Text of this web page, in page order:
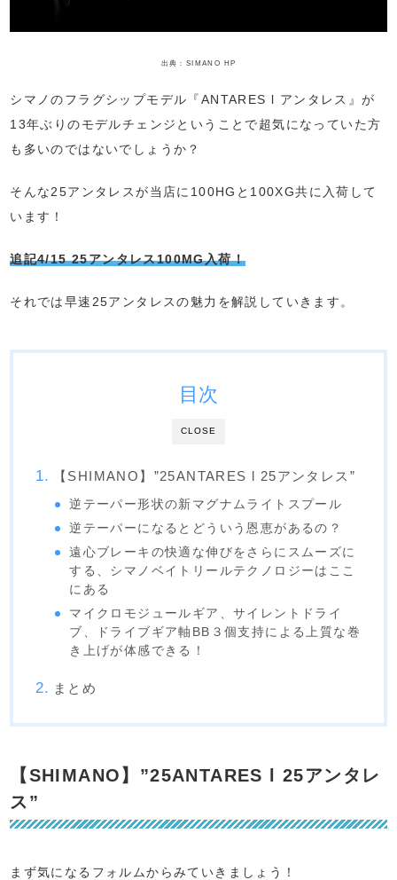
出典：SIMANO HP
シマノのフラグシップモデル『ANTARES l アンタレス』が
13年ぶりのモデルチェンジということで超気になっていた方
も多いのではないでしょうか？
そんな25アンタレスが当店に100HGと100XG共に入荷して
います！
追記4/15 25アンタレス100MG入荷！
それでは早速25アンタレスの魅力を解説していきます。
CLOSE
目次
【SHIMANO】”25ANTARES l 25アンタレス”
逆テーパー形状の新マグナムライトスプール
逆テーパーになるとどういう恩恵があるの？
遠心ブレーキの快適な伸びをさらにスムーズに
する、シマノベイトリールテクノロジーはここ
にある
マイクロモジュールギア、サイレントドライ
ブ、ドライブギア軸BB３個支持による上質な巻
き上げが体感できる！
まとめ
【SHIMANO】”25ANTARES l 25アンタレ
ス”
まず気になるフォルムからみていきましょう！